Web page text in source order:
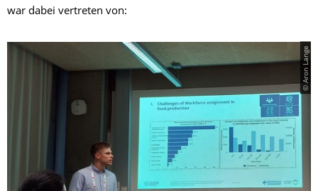
war dabei vertreten von:
© Aron Lange